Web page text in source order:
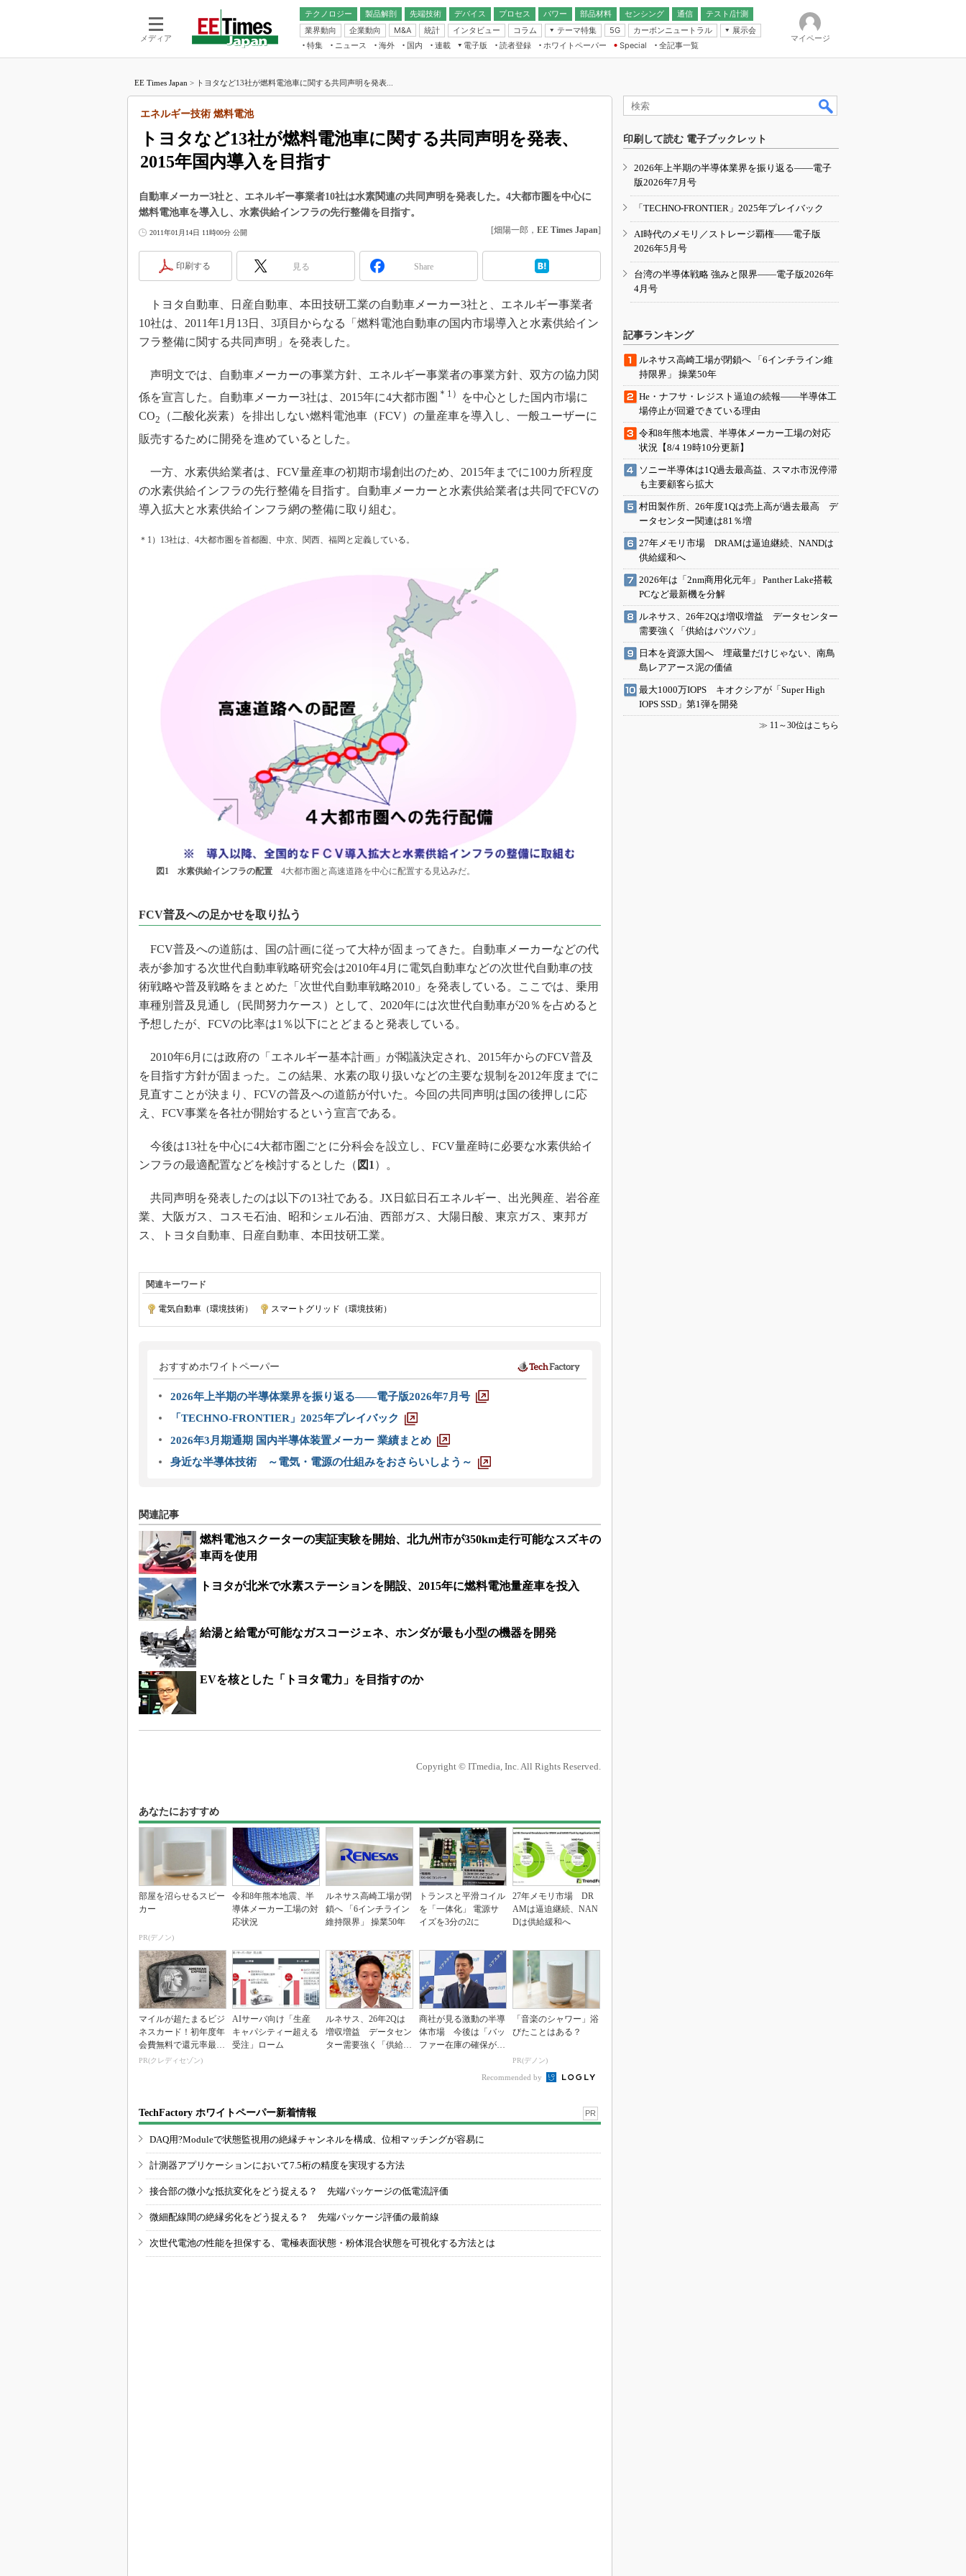
メディア
テクノロジー 製品解剖
先端技術
電池／エネルギー
デバイス
アナログ
マイコン
プロセス パワー 部品材料 センシング
通信
無線
テスト/計測
業界動向
企業動向 M&A 統計 インタビュー コラム
テーマ特集
フィジカルAI
読者調査（EE Times Research）
電源設計（EDN Japan）
エレクトロニクス入門（EDN
5G カーボンニュートラル
展示会
IoT・エッジコンピューティング
EXPO
TECHNO-FRONTIER
人とくるま展
特集 ニュース 海外 国内
連載
福田昭のデバイス通信
大山聡の業界スコープ
大原雄介のエレ・組み込みプレイバ
ック
学漂流記
世界を「数字」で回してみよう
Buzzword
この10年で起こったこと、次の10年
で起こること
製品分解で探るアジアの新トレンド
光伝送技術を知る
“異端児エンジニア”が仕掛けた社内
イノベーションは日本を救うのか
JASA発IoT通信
電子版
電子ブックレット
読者登録 ホワイトペーパー
Special
全記事一覧
マイページ
EE Times Japan > トヨタなど13社が燃料電池車に関する共同声明を発表...
トヨタなど13社が燃料電池車に関する共同声明を発表、
2015年国内導入を目指す
エネルギー技術 燃料電池
自動車メーカー3社と、エネルギー事業者10社は水素関連の共同声明を発表した。4大都市圏を中心に
燃料電池車を導入し、水素供給インフラの先行整備を目指す。
2011年01月14日 11時00分 公開 [畑陽一郎， EE Times Japan]
印刷する 見る Share
トヨタ自動車、日産自動車、本田技研工業の自動車メーカー3社と、エネルギー事業者
10社は、2011年1月13日、3項目からなる「燃料電池自動車の国内市場導入と水素供給イン
フラ整備に関する共同声明」を発表した。
声明文では、自動車メーカーの事業方針、エネルギー事業者の事業方針、双方の協力関
係を宣言した。自動車メーカー3社は、2015年に4大都市圏 ＊1）
を中心とした国内市場に
CO2
（二酸化炭素）を排出しない燃料電池車（FCV）の量産車を導入し、一般ユーザーに
販売するために開発を進めているとした。
一方、水素供給業者は、FCV量産車の初期市場創出のため、2015年までに100カ所程度
の水素供給インフラの先行整備を目指す。自動車メーカーと水素供給業者は共同でFCVの
導入拡大と水素供給インフラ網の整備に取り組む。
＊1）13社は、4大都市圏を首都圏、中京、関西、福岡と定義している。
図1 水素供給インフラの配置4大都市圏と高速道路を中心に配置する見込みだ。
FCV普及への足かせを取り払う
FCV普及への道筋は、国の計画に従って大枠が固まってきた。自動車メーカーなどの代
表が参加する次世代自動車戦略研究会は2010年4月に電気自動車などの次世代自動車の技
術戦略や普及戦略をまとめた「次世代自動車戦略2010」を発表している。ここでは、乗用
車種別普及見通し（民間努力ケース）として、2020年には次世代自動車が20％を占めると
予想したが、FCVの比率は1％以下にとどまると発表している。
2010年6月には政府の「エネルギー基本計画」が閣議決定され、2015年からのFCV普及
を目指す方針が固まった。この結果、水素の取り扱いなどの主要な規制を2012年度までに
見直すことが決まり、FCVの普及への道筋が付いた。今回の共同声明は国の後押しに応
え、FCV事業を各社が開始するという宣言である。
今後は13社を中心に4大都市圏ごとに分科会を設立し、FCV量産時に必要な水素供給イ
ンフラの最適配置などを検討するとした（ 図1 ）。
共同声明を発表したのは以下の13社である。JX日鉱日石エネルギー、出光興産、岩谷産
業、大阪ガス、コスモ石油、昭和シェル石油、西部ガス、大陽日酸、東京ガス、東邦ガ
ス、トヨタ自動車、日産自動車、本田技研工業。
関連キーワード
電気自動車（環境技術） スマートグリッド（環境技術）
おすすめホワイトペーパー
2026年上半期の半導体業界を振り返る――電子版2026年7月号
「TECHNO-FRONTIER」2025年プレイバック
2026年3月期通期 国内半導体装置メーカー 業績まとめ
身近な半導体技術 ～電気・電源の仕組みをおさらいしよう～
関連記事
燃料電池スクーターの実証実験を開始、北九州市が350km走行可能なスズキの
車両を使用
トヨタが北米で水素ステーションを開設、2015年に燃料電池量産車を投入
給湯と給電が可能なガスコージェネ、ホンダが最も小型の機器を開発
EVを核とした「トヨタ電力」を目指すのか
Copyright © ITmedia, Inc. All Rights Reserved.
あなたにおすすめ
部屋を沼らせるスピー
カー
PR(デノン)
令和8年熊本地震、半
導体メーカー工場の対
応状況
ルネサス高崎工場が閉
鎖へ 「6インチライン
維持限界」 操業50年
トランスと平滑コイル
を「一体化」 電源サ
イズを3分の2に
27年メモリ市場 DR
AMは逼迫継続、NAN
Dは供給緩和へ
マイルが超たまるビジ
ネスカード！初年度年
会費無料で還元率最大
1.125%
PR(クレディセゾン)
AIサーバ向け「生産
キャパシティー超える
受注」ローム
ルネサス、26年2Qは
増収増益 データセン
ター需要強く「供給は
商社が見る激動の半導
体市場 今後は「バッ
ファー在庫の確保が重
「音楽のシャワー」浴
びたことはある？
PR(デノン)
Recommended by
TechFactory ホワイトペーパー新着情報 PR
DAQ用?Moduleで状態監視用の絶縁チャンネルを構成、位相マッチングが容易に
計測器アプリケーションにおいて7.5桁の精度を実現する方法
接合部の微小な抵抗変化をどう捉える？ 先端パッケージの低電流評価
微細配線間の絶縁劣化をどう捉える？ 先端パッケージ評価の最前線
次世代電池の性能を担保する、電極表面状態・粉体混合状態を可視化する方法とは
印刷して読む 電子ブックレット
2026年上半期の半導体業界を振り返る――電子
版2026年7月号
「TECHNO-FRONTIER」2025年プレイバック
AI時代のメモリ／ストレージ覇権――電子版
2026年5月号
台湾の半導体戦略 強みと限界――電子版2026年
4月号
記事ランキング
ルネサス高崎工場が閉鎖へ 「6インチライン維
持限界」 操業50年
He・ナフサ・レジスト逼迫の続報――半導体工
場停止が回避できている理由
令和8年熊本地震、半導体メーカー工場の対応
状況【8/4 19時10分更新】
ソニー半導体は1Q過去最高益、スマホ市況停滞
も主要顧客ら拡大
村田製作所、26年度1Qは売上高が過去最高 デ
ータセンター関連は81％増
27年メモリ市場 DRAMは逼迫継続、NANDは
供給緩和へ
2026年は「2nm商用化元年」 Panther Lake搭載
PCなど最新機を分解
ルネサス、26年2Qは増収増益 データセンター
需要強く「供給はパツパツ」
日本を資源大国へ 埋蔵量だけじゃない、南鳥
島レアアース泥の価値
最大1000万IOPS キオクシアが「Super High
IOPS SSD」第1弾を開発
≫ 11～30位はこちら